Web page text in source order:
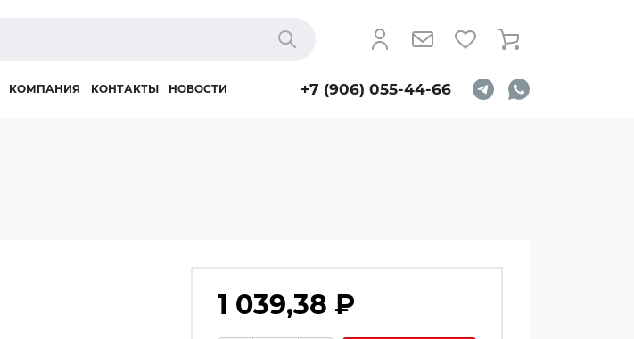
Найти
КОМПАНИЯ КОНТАКТЫ НОВОСТИ +7 (906) 055-44-66
1 039,38 ₽